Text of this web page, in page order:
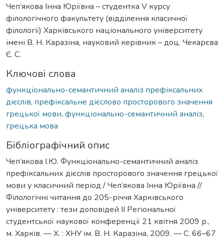
Чеп’якова Інна Юріївна – студентка V курсу
філологічного факультету (відділення класичної
філології) Харківського національного університету
імені В. Н. Каразіна, науковий керівник – доц. Чекарєва
Є. С.
Ключові слова
функціонально-семантичний аналіз префіксальних
дієслів, префіксальне дієслово просторового значення
грецької мови, функціонально-семантичний аналіз,
грецька мова
Бібліографічний опис
Чеп’якова І.Ю. Функціонально-семантичний аналіз
префіксальних дієслів просторового значення грецької
мови у класичний період / Чеп’якова Інна Юріївна //
Філологічні читання до 205-річчя Харківського
університету : тези доповідей ІІ Регіональної
студентської наукової конференції 21 квітня 2009 р.,
м. Харків. — Х. : ХНУ ім. В. Н. Каразіна, 2009. — С. 66–67